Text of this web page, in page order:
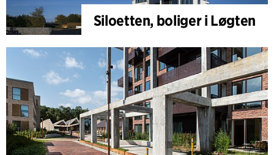
Siloetten, boliger i Løgten